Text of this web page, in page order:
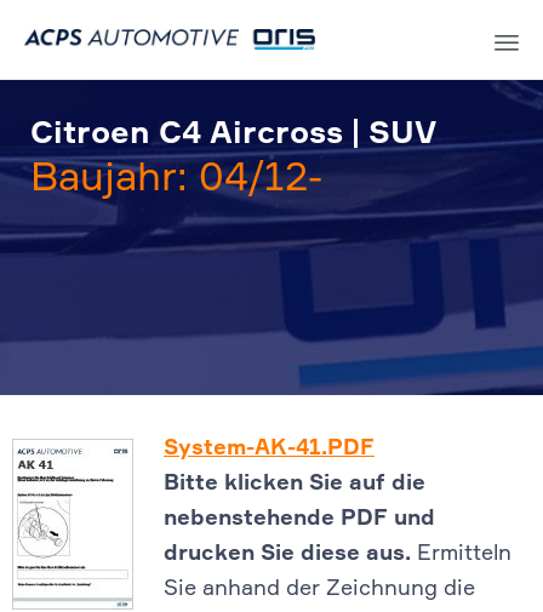
Citroen C4 Aircross | SUV
Baujahr: 04/12-
System-AK-41.PDF
Bitte klicken Sie auf die
nebenstehende PDF und
drucken Sie diese aus. Ermitteln
Sie anhand der Zeichnung die